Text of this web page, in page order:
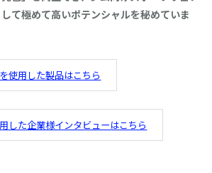
て極めて高いポテンシャルを秘めていま
使用した製品はこちら
した企業様インタビューはこちら